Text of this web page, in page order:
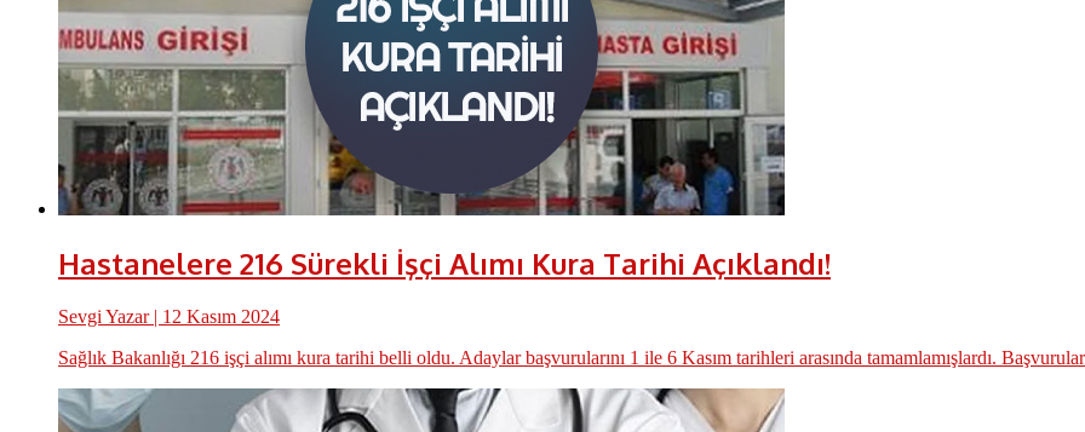
Hastanelere 216 Sürekli İşçi Alımı Kura Tarihi Açıklandı!
Sevgi Yazar| 12 Kasım 2024
Sağlık Bakanlığı 216 işçi alımı kura tarihi belli oldu. Adaylar başvurularını 1 ile 6 Kasım tarihleri arasında tamamlamışlardı.